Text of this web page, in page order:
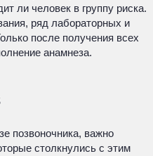
ли человек в группу риска.
ряд лабораторных и
после получения всех
анамнеза.
позвоночника, важно
столкнулись с этим